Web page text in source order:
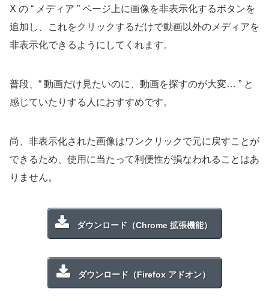
X の “ メディア ” ページ上に画像を非表示化するボタンを
追加し、これをクリックするだけで動画以外のメディアを
非表示化できるようにしてくれます。
普段、“ 動画だけ見たいのに、動画を探すのが大変… ” と
感じていたりする人におすすめです。
尚、非表示化された画像はワンクリックで元に戻すことが
できるため、使用に当たって利便性が損なわれることはあ
りません。
ダウンロード（Chrome 拡張機能）
ダウンロード（Firefox アドオン）